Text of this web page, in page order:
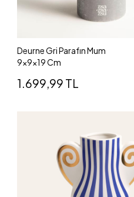
Deurne Gri Parafın Mum
9x9x19 Cm
1.699,99 TL